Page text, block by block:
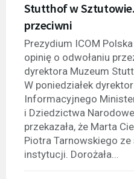
Stutthof w
przeciwni
Prezydium ICOM
opinię o odwołaniu
dyrektora Muzeum
W poniedziałek
Informacyjnego
i Dziedzictwa
przekazała, że Marta
Piotra Tarnowskiego
instytucji. Dorożała...